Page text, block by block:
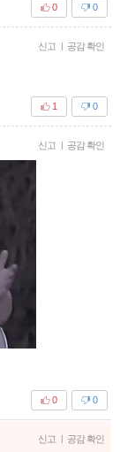
0
0
신고 | 공감 확인
0
1
신고 | 공감 확인
0
0
신고 | 공감 확인